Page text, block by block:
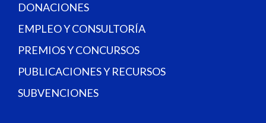
DONACIONES
EMPLEO Y CONSULTORÍA
PREMIOS Y CONCURSOS
PUBLICACIONES Y RECURSOS
SUBVENCIONES